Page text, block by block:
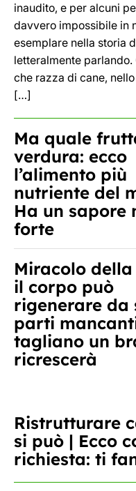
inaudito, e per alcuni
davvero impossibile in
esemplare nella storia
letteralmente
che razza di cane,
[…]
Ma quale
verdura: ecco
l’alimento più
nutriente del
Ha un sapore
forte
Miracolo della
il corpo può
rigenerare da
parti
tagliano un
ricrescerà
Ristrutturare
si può | Ecco
richiesta: ti